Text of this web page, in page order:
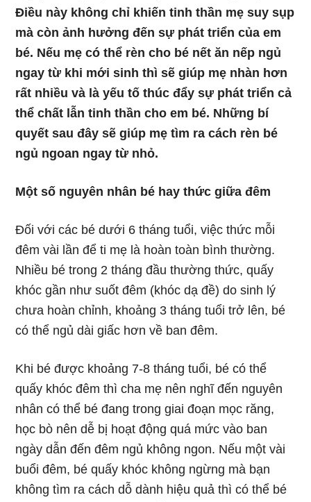
Điều này không chỉ khiến tinh thần mẹ suy sụp
mà còn ảnh hưởng đến sự phát triển của em
bé. Nếu mẹ có thể rèn cho bé nết ăn nếp ngủ
ngay từ khi mới sinh thì sẽ giúp mẹ nhàn hơn
rất nhiều và là yếu tố thúc đẩy sự phát triển cả
thể chất lẫn tinh thần cho em bé. Những bí
quyết sau đây sẽ giúp mẹ tìm ra cách rèn bé
ngủ ngoan ngay từ nhỏ.
Một số nguyên nhân bé hay thức giữa đêm
Đối với các bé dưới 6 tháng tuổi, việc thức mỗi
đêm vài lần để ti mẹ là hoàn toàn bình thường.
Nhiều bé trong 2 tháng đầu thường thức, quấy
khóc gần như suốt đêm (khóc dạ đề) do sinh lý
chưa hoàn chỉnh, khoảng 3 tháng tuổi trở lên, bé
có thể ngủ dài giấc hơn về ban đêm.
Khi bé được khoảng 7-8 tháng tuổi, bé có thể
quấy khóc đêm thì cha mẹ nên nghĩ đến nguyên
nhân có thể bé đang trong giai đoạn mọc răng,
học bò nên dễ bị hoạt động quá mức vào ban
ngày dẫn đến đêm ngủ không ngon. Nếu một vài
buổi đêm, bé quấy khóc không ngừng mà bạn
không tìm ra cách dỗ dành hiệu quả thì có thể bé